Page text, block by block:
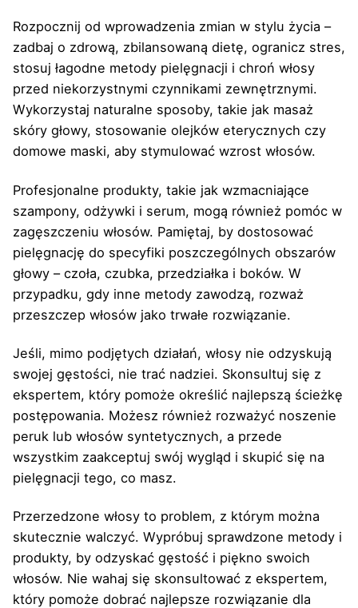
Rozpocznij od wprowadzenia zmian w stylu życia –
zadbaj o zdrową, zbilansowaną dietę, ogranicz stres,
stosuj łagodne metody pielęgnacji i chroń włosy
przed niekorzystnymi czynnikami zewnętrznymi.
Wykorzystaj naturalne sposoby, takie jak masaż
skóry głowy, stosowanie olejków eterycznych czy
domowe maski, aby stymulować wzrost włosów.
Profesjonalne produkty, takie jak wzmacniające
szampony, odżywki i serum, mogą również pomóc w
zagęszczeniu włosów. Pamiętaj, by dostosować
pielęgnację do specyfiki poszczególnych obszarów
głowy – czoła, czubka, przedziałka i boków. W
przypadku, gdy inne metody zawodzą, rozważ
przeszczep włosów jako trwałe rozwiązanie.
Jeśli, mimo podjętych działań, włosy nie odzyskują
swojej gęstości, nie trać nadziei. Skonsultuj się z
ekspertem, który pomoże określić najlepszą ścieżkę
postępowania. Możesz również rozważyć noszenie
peruk lub włosów syntetycznych, a przede
wszystkim zaakceptuj swój wygląd i skupić się na
pielęgnacji tego, co masz.
Przerzedzone włosy to problem, z którym można
skutecznie walczyć. Wypróbuj sprawdzone metody i
produkty, by odzyskać gęstość i piękno swoich
włosów. Nie wahaj się skonsultować z ekspertem,
który pomoże dobrać najlepsze rozwiązanie dla